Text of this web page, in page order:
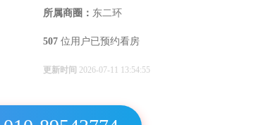
所属商圈： 东二环
507 位用户已预约看房
更新时间 2026-07-11 13:54:55